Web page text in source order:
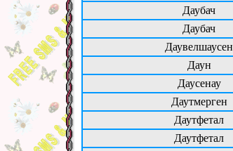
Даубач
Даубач
Даувелшаусен
Даун
Даусенау
Даутмерген
Даутфетал
Даутфетал